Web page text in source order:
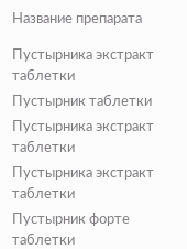
Название препарата
Пустырника экстракт
таблетки
Пустырник таблетки
Пустырника экстракт
таблетки
Пустырника экстракт
таблетки
Пустырник форте
таблетки